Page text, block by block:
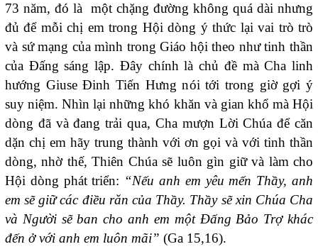
73 năm, đó là một chặng đường không quá dài nhưng
đủ để mỗi chị em trong Hội dòng ý thức lại vai trò trò
và sứ mạng của mình trong Giáo hội theo như tinh thần
của Đấng sáng lập. Đây chính là chủ đề mà Cha linh
hướng Giuse Đinh Tiến Hưng nói tới trong giờ gợi ý
suy niệm. Nhìn lại những khó khăn và gian khổ mà Hội
dòng đã và đang trải qua, Cha mượn Lời Chúa để căn
dặn chị em hãy trung thành với ơn gọi và với tinh thần
dòng, nhờ thế, Thiên Chúa sẽ luôn gìn giữ và làm cho
Hội dòng phát triển: “Nếu anh em yêu mến Thầy, anh
em sẽ giữ các điều răn của Thầy. Thầy sẽ xin Chúa Cha
và Người sẽ ban cho anh em một Đấng Bảo Trợ khác
đến ở với anh em luôn mãi” (Ga 15,16).